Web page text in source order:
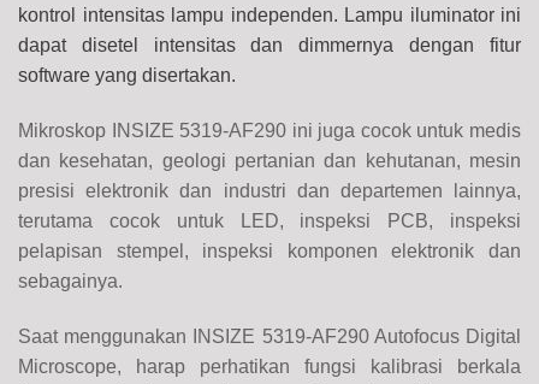
kontrol intensitas lampu independen. Lampu iluminator ini
dapat disetel intensitas dan dimmernya dengan fitur
software yang disertakan.
Mikroskop INSIZE 5319-AF290 ini juga cocok untuk medis
dan kesehatan, geologi pertanian dan kehutanan, mesin
presisi elektronik dan industri dan departemen lainnya,
terutama cocok untuk LED, inspeksi PCB, inspeksi
pelapisan stempel, inspeksi komponen elektronik dan
sebagainya.
Saat menggunakan INSIZE 5319-AF290 Autofocus Digital
Microscope, harap perhatikan fungsi kalibrasi berkala